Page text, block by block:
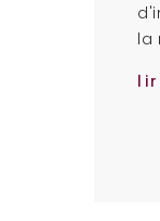
la